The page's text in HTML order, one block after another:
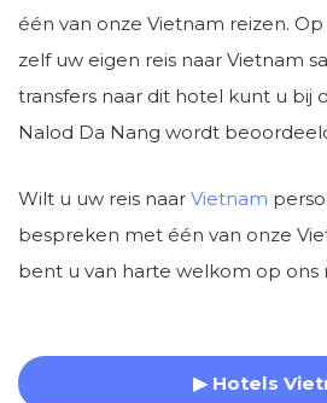
één van onze Vietnam reizen.
zelf uw eigen reis naar Vietnam
transfers naar dit hotel kunt u bij
Nalod Da Nang wordt
Wilt u uw reis naar Vietnam
bespreken met één van onze
bent u van harte welkom op ons
▶ Hotels